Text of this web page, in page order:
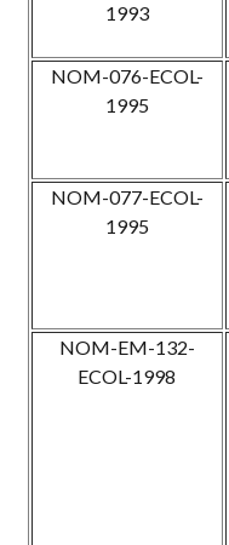
1993
NOM-076-ECOL-
1995
NOM-077-ECOL-
1995
NOM-EM-132-
ECOL-1998